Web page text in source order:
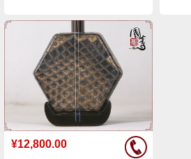
¥12,800.00